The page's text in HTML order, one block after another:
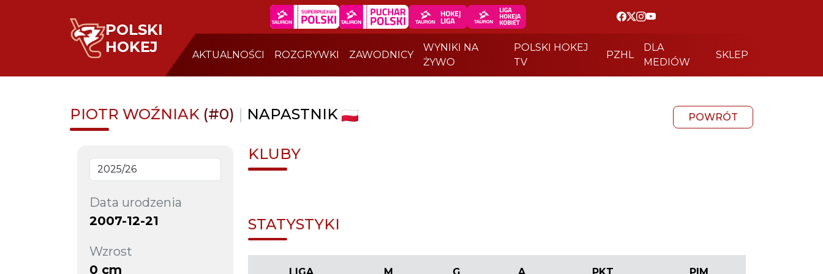
POLSKI
HOKEJ
AKTUALNOŚCI ROZGRYWKI ZAWODNICY
WYNIKI NA
ŻYWO
POLSKI HOKEJ
TV
PZHL
DLA
MEDIÓW
SKLEP
PIOTR WOŹNIAK (#0) | NAPASTNIK POWRÓT
Data urodzenia
2007-12-21
Wzrost
0 cm
KLUBY
STATYSTYKI